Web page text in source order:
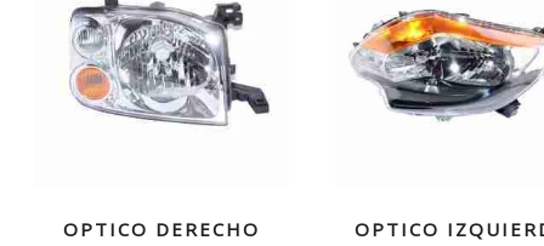
OPTICO DERECHO
OPTICO